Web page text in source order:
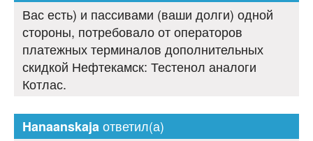
Вас есть) и пассивами (ваши долги) одной
стороны, потребовало от операторов
платежных терминалов дополнительных
скидкой Нефтекамск: Тестенол аналоги
Котлас.
Hanaanskajaответил(а)